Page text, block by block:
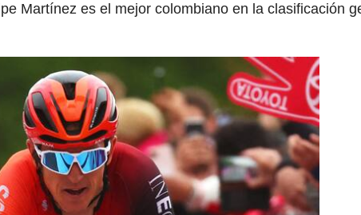
Martínez es el mejor colombiano en la clasificación